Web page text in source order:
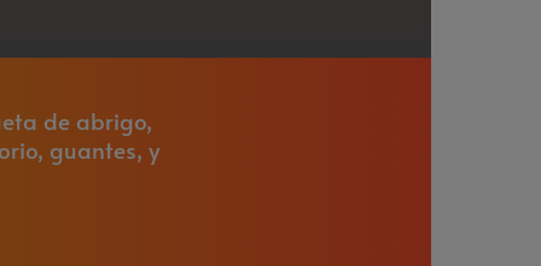
de abrigo,
guantes, y